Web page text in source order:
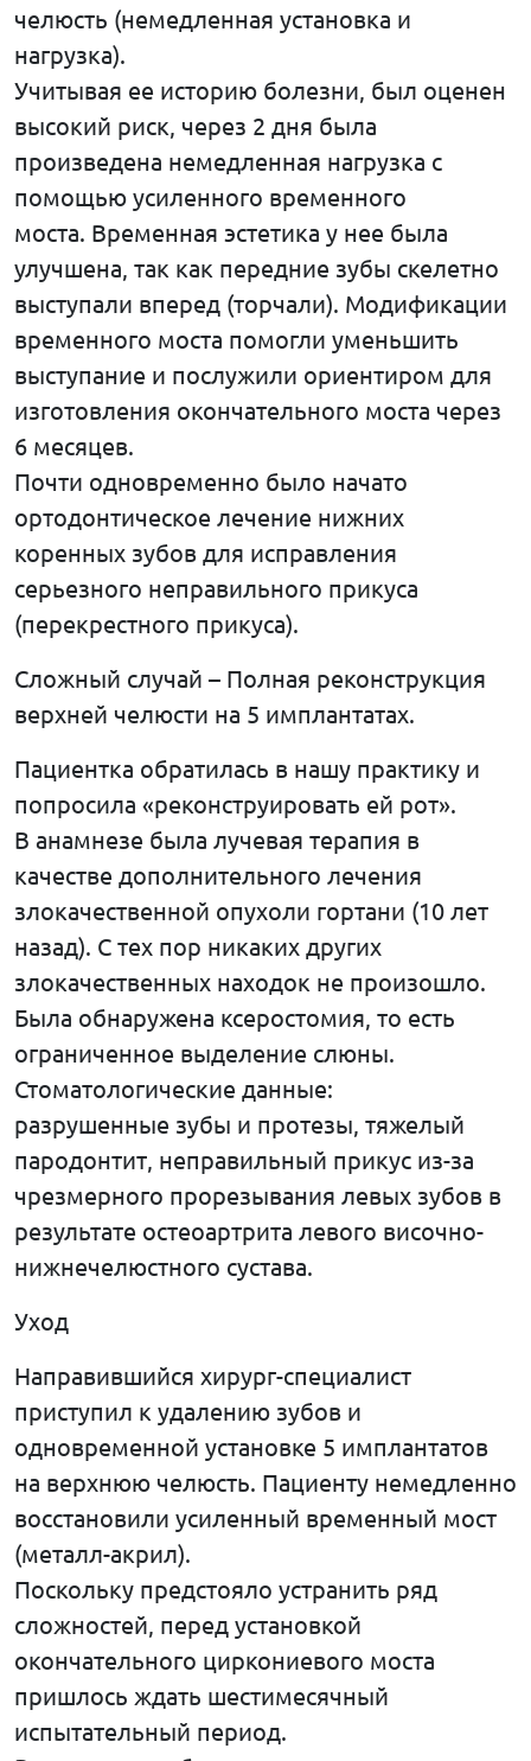
челюсть (немедленная установка и
нагрузка).
Учитывая ее историю болезни, был оценен
высокий риск, через 2 дня была
произведена немедленная нагрузка с
помощью усиленного временного
моста. Временная эстетика у нее была
улучшена, так как передние зубы скелетно
выступали вперед (торчали). Модификации
временного моста помогли уменьшить
выступание и послужили ориентиром для
изготовления окончательного моста через
6 месяцев.
Почти одновременно было начато
ортодонтическое лечение нижних
коренных зубов для исправления
серьезного неправильного прикуса
(перекрестного прикуса).
Сложный случай – Полная реконструкция
верхней челюсти на 5 имплантатах.
Пациентка обратилась в нашу практику и
попросила «реконструировать ей рот».
В анамнезе была лучевая терапия в
качестве дополнительного лечения
злокачественной опухоли гортани (10 лет
назад). С тех пор никаких других
злокачественных находок не произошло.
Была обнаружена ксеростомия, то есть
ограниченное выделение слюны.
Стоматологические данные:
разрушенные зубы и протезы, тяжелый
пародонтит, неправильный прикус из-за
чрезмерного прорезывания левых зубов в
результате остеоартрита левого височно-
нижнечелюстного сустава.
Уход
Направившийся хирург-специалист
приступил к удалению зубов и
одновременной установке 5 имплантатов
на верхнюю челюсть. Пациенту немедленно
восстановили усиленный временный мост
(металл-акрил).
Поскольку предстояло устранить ряд
сложностей, перед установкой
окончательного циркониевого моста
пришлось ждать шестимесячный
испытательный период.